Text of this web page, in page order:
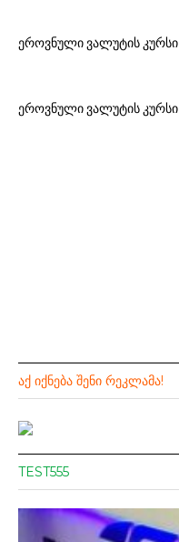
ეროვნული ვალუტის კურსი
ეროვნული ვალუტის კურსი
ᲐᲥ ᲘᲥᲜᲔᲑᲐ ᲨᲔᲜᲘ ᲠᲔᲙᲚᲐᲛᲐ!
TEST555